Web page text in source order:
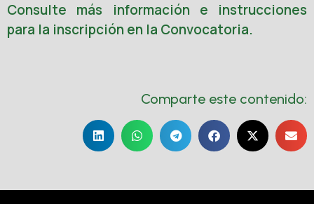
Consulte más información e instrucciones
para la inscripción en la Convocatoria.
Comparte este contenido: